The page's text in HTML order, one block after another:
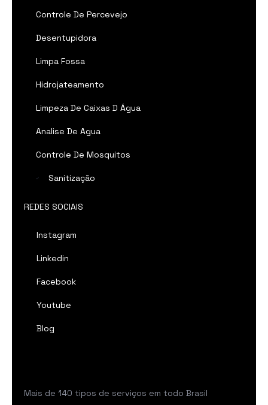
Controle De Percevejo
Desentupidora
Limpa Fossa
Hidrojateamento
Limpeza De Caixas D Água
Analise De Agua
Controle De Mosquitos
Sanitização
REDES SOCIAIS
Instagram
Linkedin
Facebook
Youtube
Blog
Mais de 140 tipos de serviços em todo Brasil